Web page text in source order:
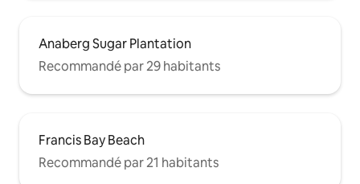
Anaberg Sugar Plantation
Recommandé par 29 habitants
Francis Bay Beach
Recommandé par 21 habitants